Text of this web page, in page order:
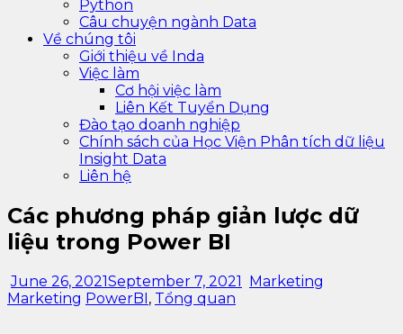
Python
Câu chuyện ngành Data
Về chúng tôi
Giới thiệu về Inda
Việc làm
Cơ hội việc làm
Liên Kết Tuyển Dụng
Đào tạo doanh nghiệp
Chính sách của Học Viện Phân tích dữ liệu
Insight Data
Liên hệ
Các phương pháp giản lược dữ
liệu trong Power BI
June 26, 2021September 7, 2021 Marketing
Marketing PowerBI, Tổng quan